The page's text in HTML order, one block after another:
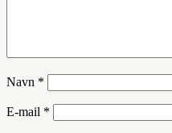
Navn *
E-mail *